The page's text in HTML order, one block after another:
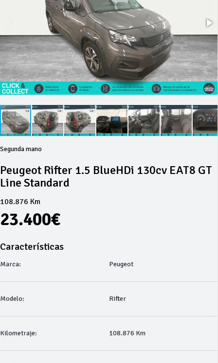
Segunda mano
Peugeot Rifter 1.5 BlueHDi 130cv EAT8 GT
Line Standard
108.876 Km
23.400€
Características
Marca: Peugeot
Modelo: Rifter
Kilometraje: 108.876 Km